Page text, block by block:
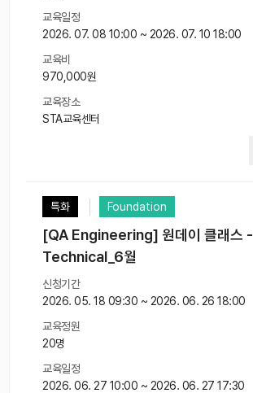
교육일정
2026. 07. 08 10:00 ~ 2026. 07. 10 18:00
교육비
970,000원
교육장소
STA교육센터
특화 Foundation
[QA Engineering] 원데이 클래스 -
Technical_6월
신청기간
2026. 05. 18 09:30 ~ 2026. 06. 26 18:00
교육정원
20명
교육일정
2026. 06. 27 10:00 ~ 2026. 06. 27 17:30